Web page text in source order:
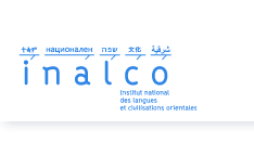
contenu
principal